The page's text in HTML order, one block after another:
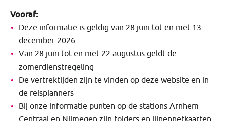
Vooraf:
Deze informatie is geldig van 28 juni tot en met 13
december 2026
​Van 28 juni tot en met 22 augustus geldt de
zomerdienstregeling
De vertrektijden zijn te vinden op deze website en in
de reisplanners
Bij onze informatie punten op de stations Arnhem
Centraal en Nijmegen zijn folders en lijnennetkaarten